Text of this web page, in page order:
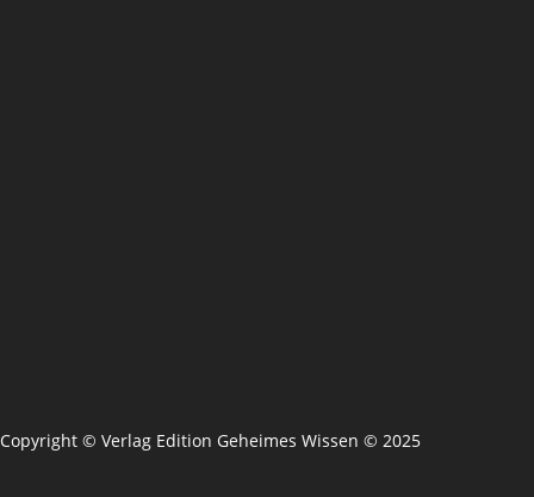
Copyright © Verlag Edition Geheimes Wissen © 2025